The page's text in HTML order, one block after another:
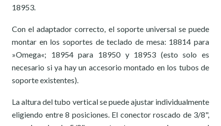
18953.
Con el adaptador correcto, el soporte universal se puede
montar en los soportes de teclado de mesa: 18814 para
»Omega«; 18954 para 18950 y 18953 (esto solo es
necesario si ya hay un accesorio montado en los tubos de
soporte existentes).
La altura del tubo vertical se puede ajustar individualmente
eligiendo entre 8 posiciones. El conector roscado de 3/8",